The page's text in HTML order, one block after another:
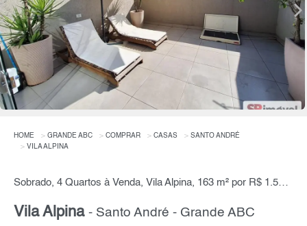
HOME GRANDE ABC COMPRAR CASAS
SANTO ANDRÉ
VILA ALPINA
Sobrado, 4 Quartos à Venda, Vila Alpina, 163 m² por R$ 1.540.000,00
Vila Alpina - Santo André - Grande ABC